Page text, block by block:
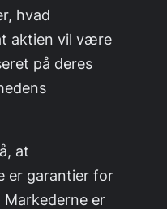
hvad
aktien vil være
på deres
at
er garantier for
er